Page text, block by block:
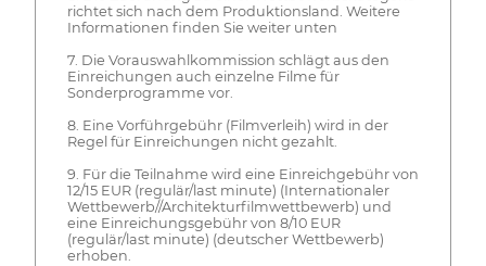
richtet sich nach dem Produktionsland. Weitere
Informationen finden Sie weiter unten
7. Die Vorauswahlkommission schlägt aus den
Einreichungen auch einzelne Filme für
Sonderprogramme vor.
8. Eine Vorführgebühr (Filmverleih) wird in der
Regel für Einreichungen nicht gezahlt.
9. Für die Teilnahme wird eine Einreichgebühr von
12/15 EUR (regulär/last minute) (Internationaler
Wettbewerb//Architekturfilmwettbewerb) und
eine Einreichungsgebühr von 8/10 EUR
(regulär/last minute) (deutscher Wettbewerb)
erhoben.